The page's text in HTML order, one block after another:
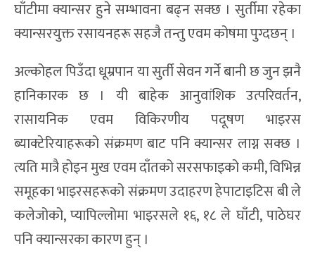
घाँटीमा क्यान्सर हुने सम्भावना बढ्न सक्छ । सुर्तीमा रहेका
क्यान्सरयुक्त रसायनहरू सहजै तन्तु एवम कोषमा पुग्दछन् ।
अल्कोहल पिउँदा धूम्रपान या सुर्ती सेवन गर्ने बानी छ जुन झनै
हानिकारक छ । यी बाहेक आनुवांशिक उत्परिवर्तन,
रासायनिक एवम विकिरणीय पदूषण भाइरस
ब्याक्टेरियाहरूको संक्रमण बाट पनि क्यान्सर लाग्न सक्छ ।
त्यति मात्रै होइन मुख एवम दाँतको सरसफाइको कमी, विभिन्न
समूहका भाइरसहरूको संक्रमण उदाहरण हेपाटाइटिस बी ले
कलेजोको, प्यापिल्लोमा भाइरसले १६, १८ ले घाँटी, पाठेघर
पनि क्यान्सरका कारण हुन् ।